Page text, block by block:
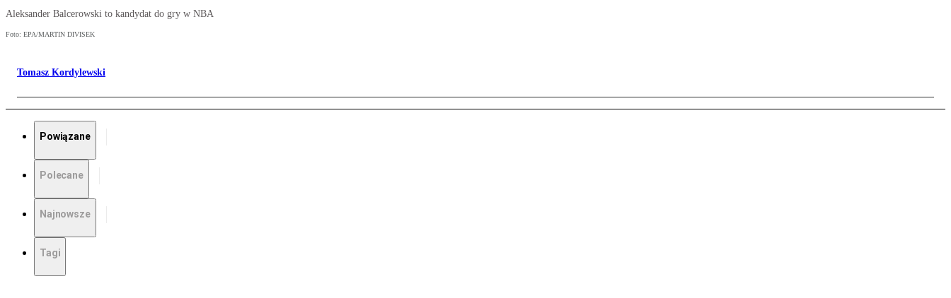
Aleksander Balcerowski to kandydat do gry w NBA
Foto: EPA/MARTIN DIVISEK
Tomasz Kordylewski
Powiązane
Polecane
Najnowsze
Tagi